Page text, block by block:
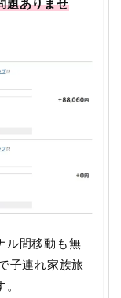
ル間移動も無
子連れ家族旅